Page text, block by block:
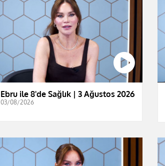
Ebru ile 8'de Sağlık | 3 Ağustos 2026
03/08/2026